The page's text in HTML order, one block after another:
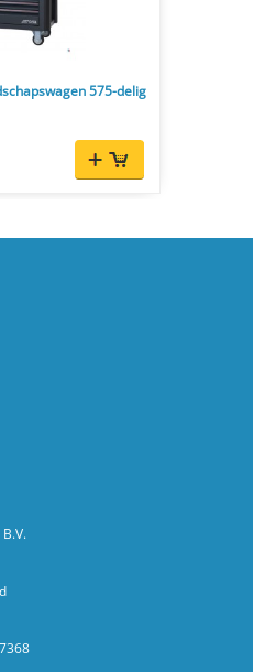
575-delig